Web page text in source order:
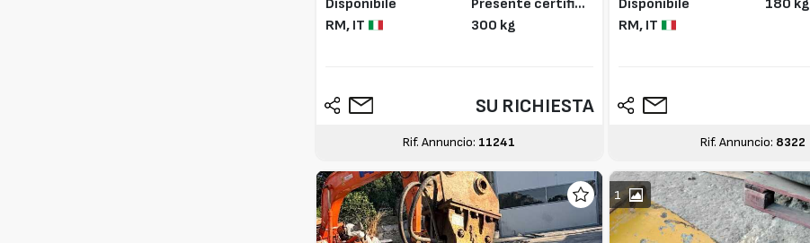
RM,IT
to CE
300 kg
SU RICHIESTA
Rif. Annuncio: 11241
RM, IT
Rif. Annuncio: 8322
1